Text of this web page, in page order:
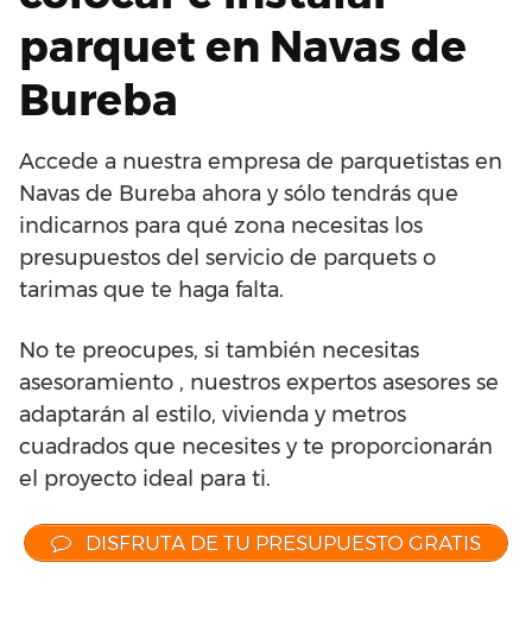
parquet en Navas de
Bureba
Accede a nuestra empresa de parquetistas en
Navas de Bureba ahora y sólo tendrás que
indicarnos para qué zona necesitas los
presupuestos del servicio de parquets o
tarimas que te haga falta.
No te preocupes, si también necesitas
asesoramiento , nuestros expertos asesores se
adaptarán al estilo, vivienda y metros
cuadrados que necesites y te proporcionarán
el proyecto ideal para ti.
DISFRUTA DE TU PRESUPUESTO GRATIS